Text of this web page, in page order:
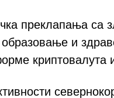
преклапања
и
криптовалута